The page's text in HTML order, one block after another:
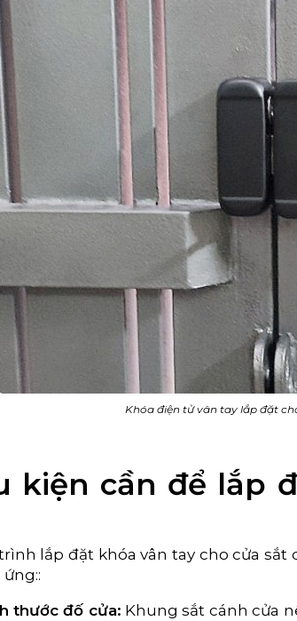
Khóa điện tử vân tay lắp đặt
kiện cần để lắp
lắp đặt khóa vân tay cho cửa sắt
thước đố cửa: Khung sắt cánh cửa